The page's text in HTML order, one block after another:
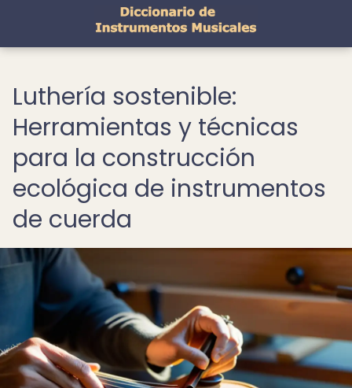
Luthería sostenible:
Herramientas y técnicas
para la construcción
ecológica de instrumentos
de cuerda